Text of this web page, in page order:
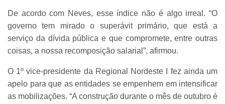
De acordo com Neves, esse índice não é algo irreal. “O
governo tem mirado o superávit primário, que está a
serviço da dívida pública e que compromete, entre outras
coisas, a nossa recomposição salarial”, afirmou.
O 1º vice-presidente da Regional Nordeste I fez ainda um
apelo para que as entidades se empenhem em intensificar
as mobilizações. “A construção durante o mês de outubro é